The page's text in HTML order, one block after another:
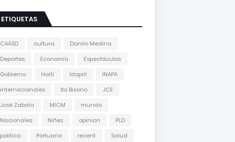
ETIQUETAS
CAASD cultura
Danilo Medina
Deportes
Economía
Espectáculos
Gobierno
Haití Idopril
INAPA
internacionales
Ito Bisono
JCE
José Zabala
MICM
mundo
Nacionales
Niñez opinion
PLD
politica
Portuaria recent
Salud